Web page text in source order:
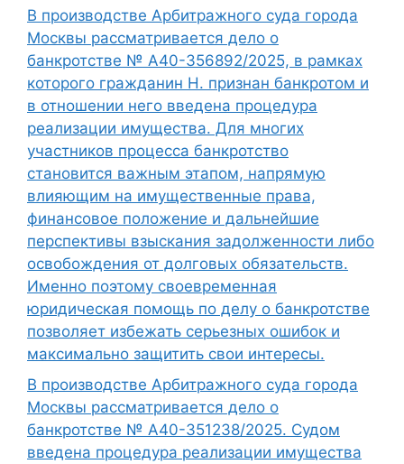
В производстве Арбитражного суда города
Москвы рассматривается дело о
банкротстве № А40-356892/2025, в рамках
которого гражданин Н. признан банкротом и
в отношении него введена процедура
реализации имущества. Для многих
участников процесса банкротство
становится важным этапом, напрямую
влияющим на имущественные права,
финансовое положение и дальнейшие
перспективы взыскания задолженности либо
освобождения от долговых обязательств.
Именно поэтому своевременная
юридическая помощь по делу о банкротстве
позволяет избежать серьезных ошибок и
максимально защитить свои интересы.
В производстве Арбитражного суда города
Москвы рассматривается дело о
банкротстве № А40-351238/2025. Судом
введена процедура реализации имущества